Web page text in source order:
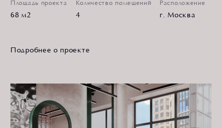
Подробнее о проекте
комфортным как для клиентов, так и для мастеров.
Мы постарались сделать интерьер максимально
Зона ожидания встречает клиентов мягким
освещением и уютной атмосферой. Зелёные и белые
кресла и небольшой журнальный столик создают
комфортную обстановку для ожидания.